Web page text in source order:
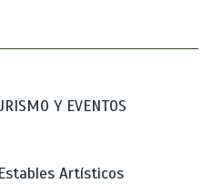
Y EVENTOS
Artísticos